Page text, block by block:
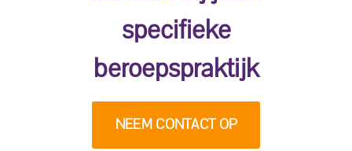
specifieke
beroepspraktijk
NEEM CONTACT OP